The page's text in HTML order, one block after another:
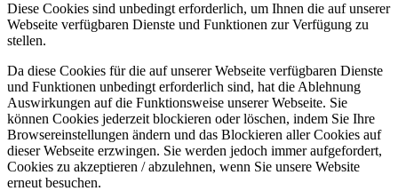
Diese Cookies sind unbedingt erforderlich, um Ihnen die auf unserer
Webseite verfügbaren Dienste und Funktionen zur Verfügung zu
stellen.
Da diese Cookies für die auf unserer Webseite verfügbaren Dienste
und Funktionen unbedingt erforderlich sind, hat die Ablehnung
Auswirkungen auf die Funktionsweise unserer Webseite. Sie
können Cookies jederzeit blockieren oder löschen, indem Sie Ihre
Browsereinstellungen ändern und das Blockieren aller Cookies auf
dieser Webseite erzwingen. Sie werden jedoch immer aufgefordert,
Cookies zu akzeptieren / abzulehnen, wenn Sie unsere Website
erneut besuchen.